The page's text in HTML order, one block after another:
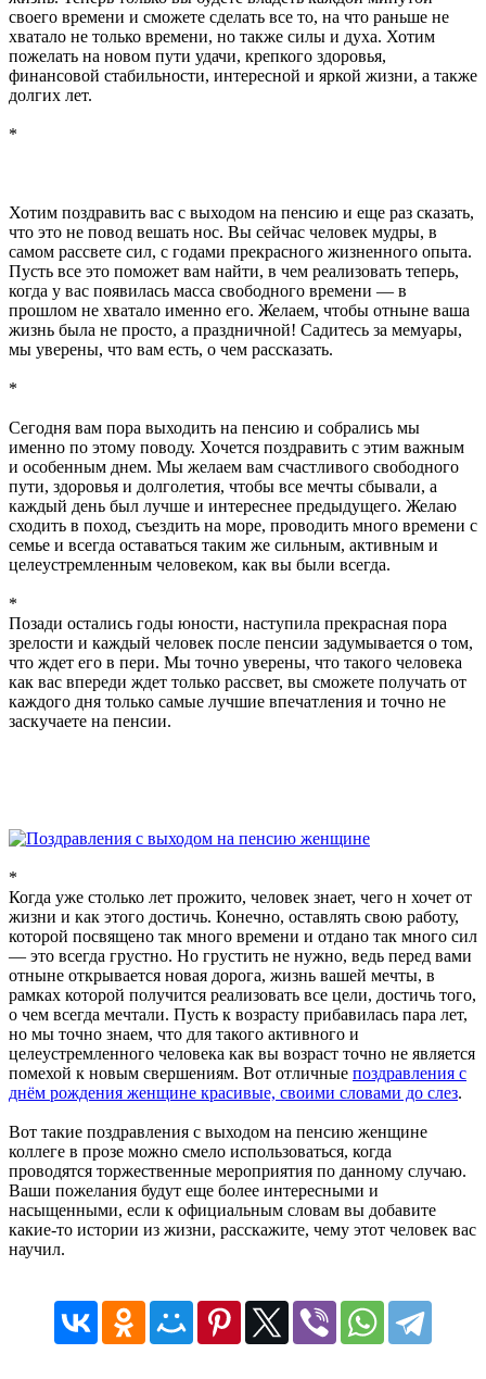
своего времени и сможете сделать все то, на что раньше не
хватало не только времени, но также силы и духа. Хотим
пожелать на новом пути удачи, крепкого здоровья,
финансовой стабильности, интересной и яркой жизни, а также
долгих лет.
*
Хотим поздравить вас с выходом на пенсию и еще раз сказать,
что это не повод вешать нос. Вы сейчас человек мудры, в
самом рассвете сил, с годами прекрасного жизненного опыта.
Пусть все это поможет вам найти, в чем реализовать теперь,
когда у вас появилась масса свободного времени — в
прошлом не хватало именно его. Желаем, чтобы отныне ваша
жизнь была не просто, а праздничной! Садитесь за мемуары,
мы уверены, что вам есть, о чем рассказать.
*
Сегодня вам пора выходить на пенсию и собрались мы
именно по этому поводу. Хочется поздравить с этим важным
и особенным днем. Мы желаем вам счастливого свободного
пути, здоровья и долголетия, чтобы все мечты сбывали, а
каждый день был лучше и интереснее предыдущего. Желаю
сходить в поход, съездить на море, проводить много времени с
семье и всегда оставаться таким же сильным, активным и
целеустремленным человеком, как вы были всегда.
*
Позади остались годы юности, наступила прекрасная пора
зрелости и каждый человек после пенсии задумывается о том,
что ждет его в пери. Мы точно уверены, что такого человека
как вас впереди ждет только рассвет, вы сможете получать от
каждого дня только самые лучшие впечатления и точно не
заскучаете на пенсии.
*
Когда уже столько лет прожито, человек знает, чего н хочет от
жизни и как этого достичь. Конечно, оставлять свою работу,
которой посвящено так много времени и отдано так много сил
— это всегда грустно. Но грустить не нужно, ведь перед вами
отныне открывается новая дорога, жизнь вашей мечты, в
рамках которой получится реализовать все цели, достичь того,
о чем всегда мечтали. Пусть к возрасту прибавилась пара лет,
но мы точно знаем, что для такого активного и
целеустремленного человека как вы возраст точно не является
помехой к новым свершениям. Вот отличные поздравления с
днём рождения женщине красивые, своими словами до слез.
Вот такие поздравления с выходом на пенсию женщине
коллеге в прозе можно смело использоваться, когда
проводятся торжественные мероприятия по данному случаю.
Ваши пожелания будут еще более интересными и
насыщенными, если к официальным словам вы добавите
какие-то истории из жизни, расскажите, чему этот человек вас
научил.